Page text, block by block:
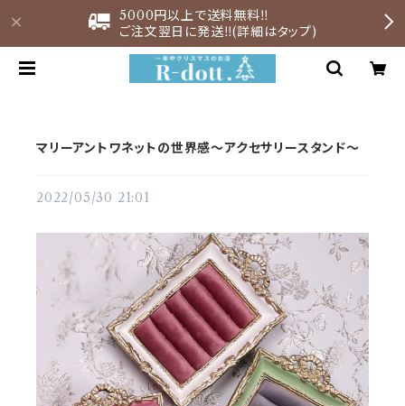
5000円以上で送料無料‼︎
ご注文翌日に発送‼︎(詳細はタップ)
マリーアントワネットの世界感～アクセサリースタンド～
2022/05/30 21:01